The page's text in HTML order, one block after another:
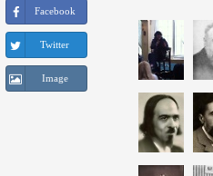
Facebook
Twitter
Image